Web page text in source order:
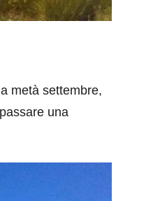
metà settembre,
una